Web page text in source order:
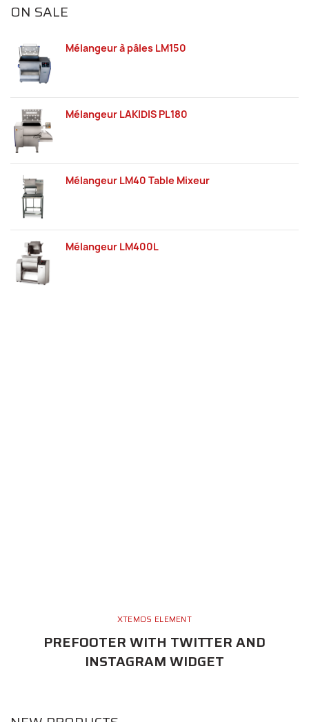
ON SALE
Mélangeur à pâles LM150
Mélangeur LAKIDIS PL180
Mélangeur LM40 Table Mixeur
Mélangeur LM400L
XTEMOS ELEMENT
PREFOOTER WITH TWITTER AND
INSTAGRAM WIDGET